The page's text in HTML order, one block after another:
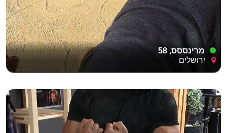
מרינססס, 58
ירושלים